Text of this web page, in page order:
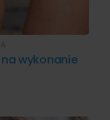
wykonanie